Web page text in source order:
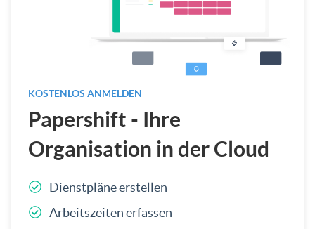
KOSTENLOS ANMELDEN
Papershift - Ihre
Organisation in der Cloud
Dienstpläne erstellen
Arbeitszeiten erfassen